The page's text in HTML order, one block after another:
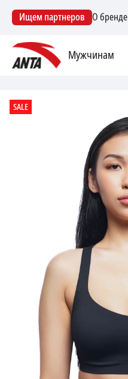
Ищем партнеров О бренде
Мужчинам
SALE